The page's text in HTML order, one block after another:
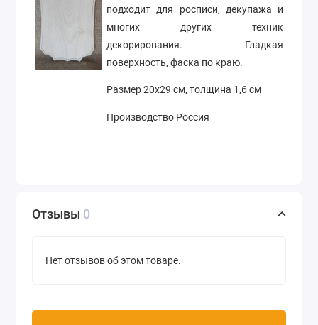
подходит для росписи, декупажа и
многих других техник
декорирования. Гладкая
поверхность, фаска по краю.
Размер 20х29 см, толщина 1,6 см
Производство Россия
Отзывы 0
Нет отзывов об этом товаре.